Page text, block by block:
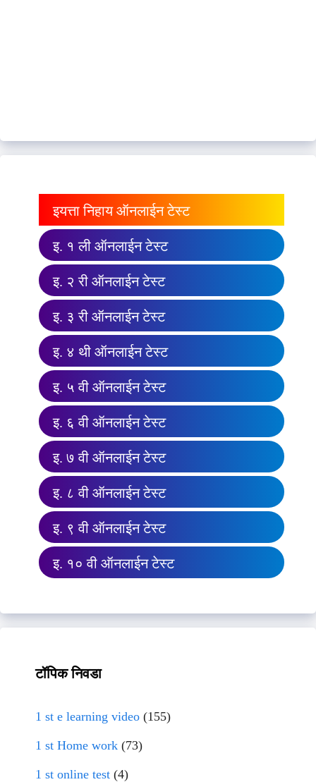
इयत्ता निहाय ऑनलाईन टेस्ट
इ. १ ली ऑनलाईन टेस्ट
इ. २ री ऑनलाईन टेस्ट
इ. ३ री ऑनलाईन टेस्ट
इ. ४ थी ऑनलाईन टेस्ट
इ. ५ वी ऑनलाईन टेस्ट
इ. ६ वी ऑनलाईन टेस्ट
इ. ७ वी ऑनलाईन टेस्ट
इ. ८ वी ऑनलाईन टेस्ट
इ. ९ वी ऑनलाईन टेस्ट
इ. १० वी ऑनलाईन टेस्ट
टॉपिक निवडा
1 st e learning video (155)
1 st Home work (73)
1 st online test (4)